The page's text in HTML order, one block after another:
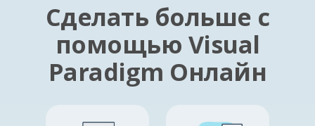
Сделать больше с
помощью Visual
Paradigm Онлайн